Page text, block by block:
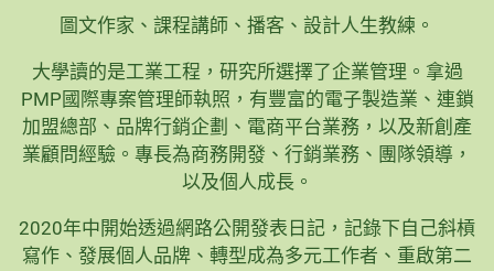
圖文作家、課程講師、播客、設計人生教練。
大學讀的是工業工程，研究所選擇了企業管理。拿過
PMP國際專案管理師執照，有豐富的電子製造業、連鎖
加盟總部、品牌行銷企劃、電商平台業務，以及新創產
業顧問經驗。專長為商務開發、行銷業務、團隊領導，
以及個人成長。
2020年中開始透過網路公開發表日記，記錄下自己斜槓
寫作、發展個人品牌、轉型成為多元工作者、重啟第二